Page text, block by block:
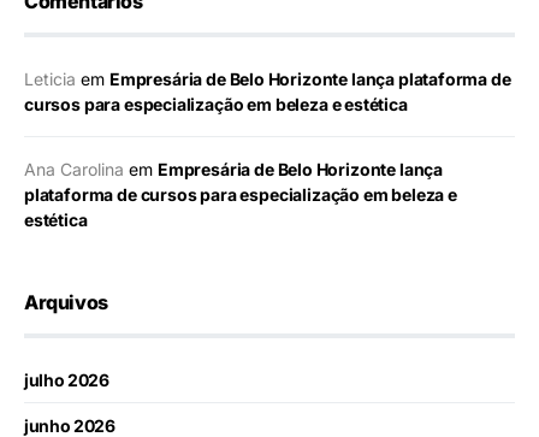
Leticia em Empresária de Belo Horizonte lança plataforma de
cursos para especialização em beleza e estética
Ana Carolina em Empresária de Belo Horizonte lança
plataforma de cursos para especialização em beleza e
estética
Arquivos
julho 2026
junho 2026